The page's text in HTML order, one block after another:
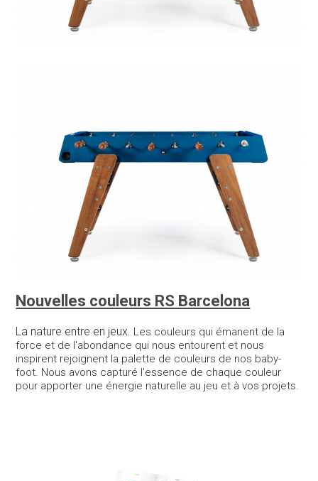
Nouvelles couleurs RS Barcelona
La nature entre en jeux. Les couleurs qui émanent de la
force et de l'abondance qui nous entourent et nous
inspirent rejoignent la palette de couleurs de nos baby-
foot. Nous avons capturé l'essence de chaque couleur
pour apporter une énergie naturelle au jeu et à vos projets.